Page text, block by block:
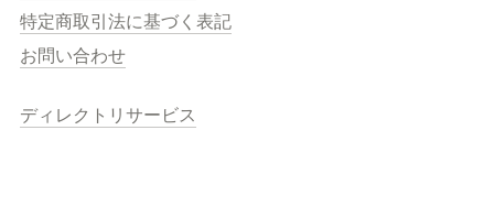
特定商取引法に基づく表記
お問い合わせ
ディレクトリサービス